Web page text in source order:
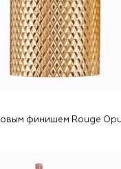
финишем Rouge